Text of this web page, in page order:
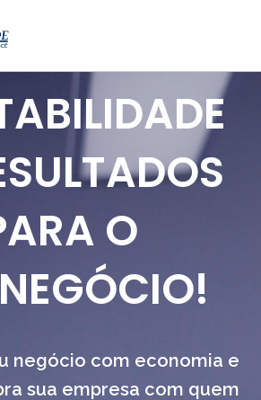
O
negócio com economia e
sua empresa com quem